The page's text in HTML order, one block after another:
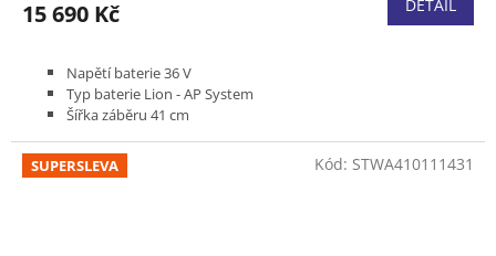
15 690 Kč DETAIL
Napětí baterie 36 V
Typ baterie Lion - AP System
Šířka záběru 41 cm
Podvozek plast
Koš plastový 55 l
SUPERSLEVA Kód: STWA410111431